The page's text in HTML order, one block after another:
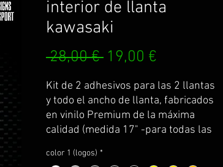
interior de llanta
kawasaki
28,00 € Precio
19,00 €
oferta
Kit de 2 adhesivos para las 2 llantas
y todo el ancho de llanta, fabricados
en vinilo Premium de la máxima
calidad (medida 17" -para todas las
Se sirve por partes y con
color 1 (logos) *